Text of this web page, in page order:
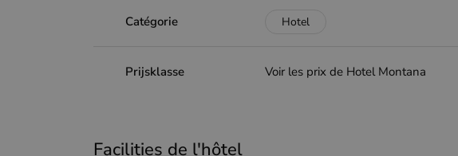
Catégorie Hotel
Prijsklasse Voir les prix de Hotel Montana
Facilities de l'hôtel